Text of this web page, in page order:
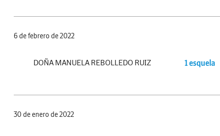
6 de febrero de 2022
DOÑA MANUELA REBOLLEDO RUIZ 1 esquela
30 de enero de 2022